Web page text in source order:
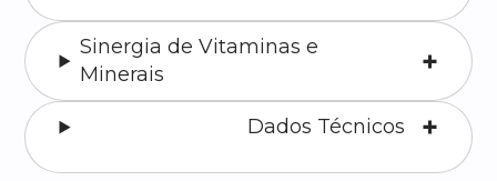
Sinergia de Vitaminas e
Minerais
Dados Técnicos